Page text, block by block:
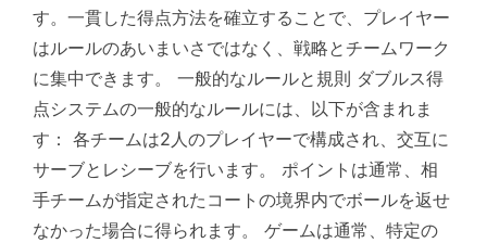
す。一貫した得点方法を確立することで、プレイヤー
はルールのあいまいさではなく、戦略とチームワーク
に集中できます。 一般的なルールと規則 ダブルス得
点システムの一般的なルールには、以下が含まれま
す： 各チームは2人のプレイヤーで構成され、交互に
サーブとレシーブを行います。 ポイントは通常、相
手チームが指定されたコートの境界内でボールを返せ
なかった場合に得られます。 ゲームは通常、特定の